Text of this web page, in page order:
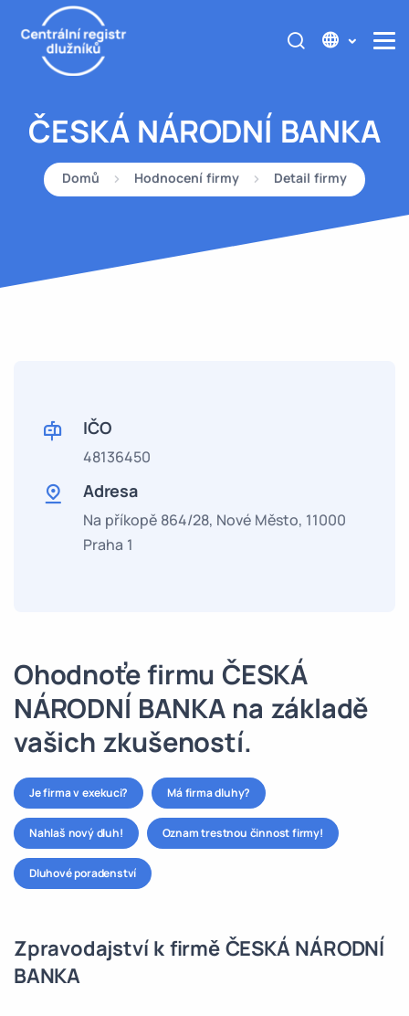
ČESKÁ NÁRODNÍ BANKA
Domů Hodnocení firmy Detail firmy
IČO
48136450
Adresa
Na příkopě 864/28, Nové Město, 11000
Praha 1
Ohodnoťe firmu ČESKÁ
NÁRODNÍ BANKA na základě
vašich zkušeností.
Je firma v exekuci? Má firma dluhy?
Nahlaš nový dluh! Oznam trestnou činnost firmy!
Dluhové poradenství
Zpravodajství k firmě ČESKÁ NÁRODNÍ
BANKA